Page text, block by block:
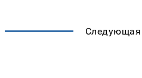
Следующая